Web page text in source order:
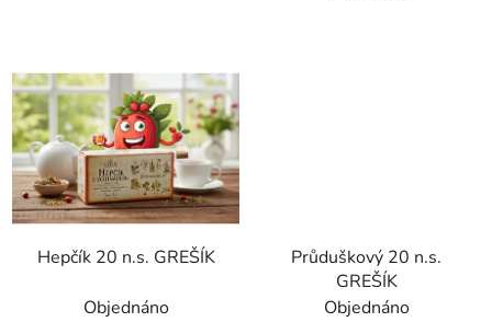
Hepčík 20 n.s. GREŠÍK
Objednáno
Průduškový 20 n.s.
GREŠÍK
Objednáno